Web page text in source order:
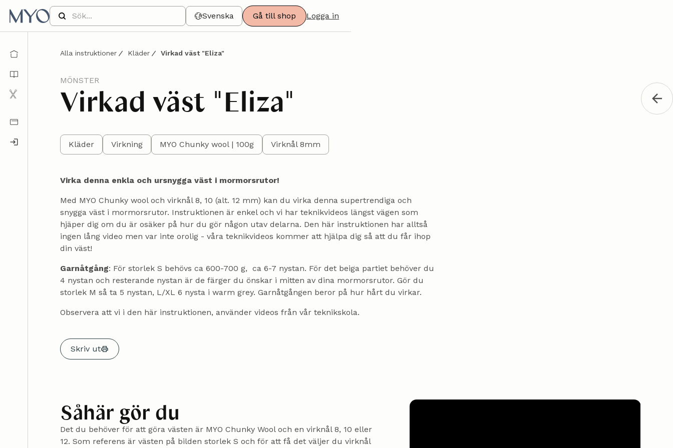
Svenska Gå till shop Logga in
Alla instruktioner Kläder Virkad väst "Eliza"
MÖNSTER
Virkad väst "Eliza"
Kläder Virkning MYO Chunky wool | 100g Virknål 8mm
Virka denna enkla och ursnygga väst i mormorsrutor!
Med MYO Chunky wool och virknål 8, 10 (alt. 12 mm) kan du virka denna supertrendiga och
snygga väst i mormorsrutor. Instruktionen är enkel och vi har teknikvideos längst vägen som
hjäper dig om du är osäker på hur du gör någon utav delarna. Den här instruktionen har alltså
ingen lång video men var inte orolig - våra teknikvideos kommer att hjälpa dig så att du får ihop
din väst!
Garnåtgång: För storlek S behövs ca 600-700 g, ca 6-7 nystan. För det beiga partiet behöver du
4 nystan och resterande nystan är de färger du önskar i mitten av dina mormorsrutor. Gör du
storlek M så ta 5 nystan, L/XL 6 nysta i warm grey. Garnåtgången beror på hur hårt du virkar.
Observera att vi i den här instruktionen, använder videos från vår teknikskola.
Skriv ut
Såhär gör du
Det du behöver för att göra västen är MYO Chunky Wool och en virknål 8, 10 eller
12. ‍Som referens är västen på bilden storlek S och för att få det väljer du virknål